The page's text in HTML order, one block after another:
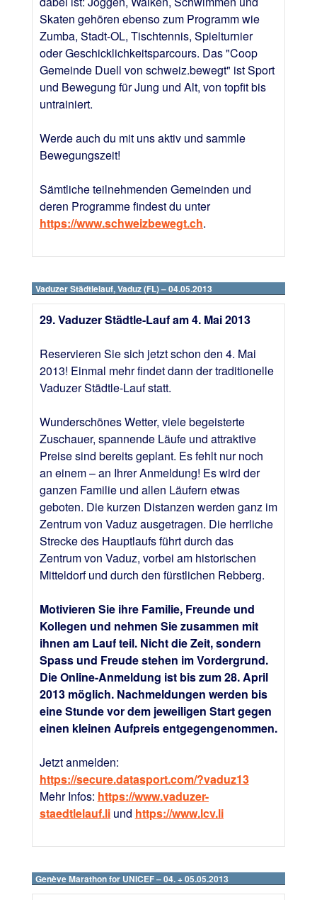
Skaten gehören ebenso zum Programm wie
Zumba, Stadt-OL, Tischtennis, Spielturnier
oder Geschicklichkeitsparcours. Das "Coop
Gemeinde Duell von schweiz.bewegt" ist Sport
und Bewegung für Jung und Alt, von topfit bis
untrainiert.
Werde auch du mit uns aktiv und sammle
Bewegungszeit!
Sämtliche teilnehmenden Gemeinden und
deren Programme findest du unter
https://www.schweizbewegt.ch.
Vaduzer Städtlelauf, Vaduz (FL) – 04.05.2013
29. Vaduzer Städtle-Lauf am 4. Mai 2013
Reservieren Sie sich jetzt schon den 4. Mai
2013! Einmal mehr findet dann der traditionelle
Vaduzer Städtle-Lauf statt.
Wunderschönes Wetter, viele begeisterte
Zuschauer, spannende Läufe und attraktive
Preise sind bereits geplant. Es fehlt nur noch
an einem – an Ihrer Anmeldung! Es wird der
ganzen Familie und allen Läufern etwas
geboten. Die kurzen Distanzen werden ganz im
Zentrum von Vaduz ausgetragen. Die herrliche
Strecke des Hauptlaufs führt durch das
Zentrum von Vaduz, vorbei am historischen
Mitteldorf und durch den fürstlichen Rebberg.
Motivieren Sie ihre Familie, Freunde und
Kollegen und nehmen Sie zusammen mit
ihnen am Lauf teil. Nicht die Zeit, sondern
Spass und Freude stehen im Vordergrund.
Die Online-Anmeldung ist bis zum 28. April
2013 möglich. Nachmeldungen werden bis
eine Stunde vor dem jeweiligen Start gegen
einen kleinen Aufpreis entgegengenommen.
Jetzt anmelden:
https://secure.datasport.com/?vaduz13
Mehr Infos: https://www.vaduzer-
staedtlelauf.liund https://www.lcv.li
Genève Marathon for UNICEF – 04. + 05.05.2013